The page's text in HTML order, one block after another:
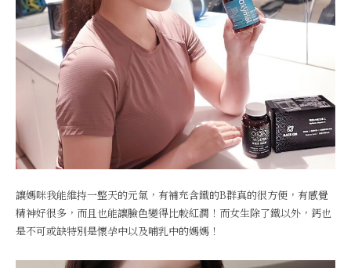
讓媽咪我能維持一整天的元氣，有補充含鐵的B群真的很方便，有感覺
精神好很多，而且也能讓臉色變得比較紅潤！而女生除了鐵以外，鈣也
是不可或缺特別是懷孕中以及哺乳中的媽媽！